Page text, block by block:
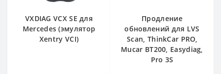
VXDIAG VCX SE для
Mercedes (эмулятор
Xentry VCI)
Продление
обновлений для LVS
Scan, ThinkCar PRO,
Mucar BT200, Easydiag,
Pro 3S